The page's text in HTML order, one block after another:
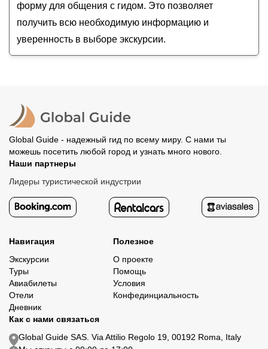
форму для общения с гидом. Это позволяет
получить всю необходимую информацию и
уверенность в выборе экскурсии.
Global Guide - надежный гид по всему миру. С нами ты
можешь посетить любой город и узнать много нового.
Наши партнеры
Лидеры туристической индустрии
Навигация
Экскурсии
Туры
Авиабилеты
Отели
Дневник
Полезное
О проекте
Помощь
Условия
Конфединциальность
Как с нами связаться
Global Guide SAS. Via Attilio Regolo 19, 00192 Roma, Italy